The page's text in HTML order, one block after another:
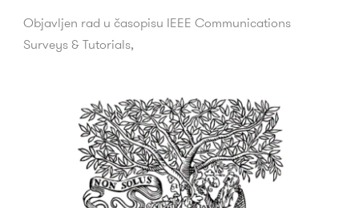
Objavljen rad u časopisu IEEE Communications
Surveys & Tutorials,